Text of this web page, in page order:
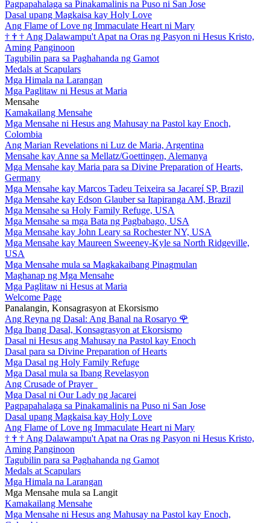
Pagpapahalaga sa Pinakamalinis na Puso ni San Jose
Dasal upang Magkaisa kay Holy Love
Ang Flame of Love ng Immaculate Heart ni Mary
† † † Ang Dalawampu't Apat na Oras ng Pasyon ni Hesus Kristo,
Aming Panginoon
Tagubilin para sa Paghahanda ng Gamot
Medals at Scapulars
Mga Himala na Larangan
Mga Paglitaw ni Hesus at Maria
Mensahe
Kamakailang Mensahe
Mga Mensahe ni Hesus ang Mahusay na Pastol kay Enoch,
Colombia
Ang Marian Revelations ni Luz de Maria, Argentina
Mensahe kay Anne sa Mellatz/Goettingen, Alemanya
Mga Mensahe kay Maria para sa Divine Preparation of Hearts,
Germany
Mga Mensahe kay Marcos Tadeu Teixeira sa Jacareí SP, Brazil
Mga Mensahe kay Edson Glauber sa Itapiranga AM, Brazil
Mga Mensahe sa Holy Family Refuge, USA
Mga Mensahe sa mga Bata ng Pagbabago, USA
Mga Mensahe kay John Leary sa Rochester NY, USA
Mga Mensahe kay Maureen Sweeney-Kyle sa North Ridgeville,
USA
Mga Mensahe mula sa Magkakaibang Pinagmulan
Maghanap ng Mga Mensahe
Mga Paglitaw ni Hesus at Maria
Welcome Page
Panalangin, Konsagrasyon at Ekorsismo
Ang Reyna ng Dasal: Ang Banal na Rosaryo 🌹
Mga Ibang Dasal, Konsagrasyon at Ekorsismo
Dasal ni Hesus ang Mahusay na Pastol kay Enoch
Dasal para sa Divine Preparation of Hearts
Mga Dasal ng Holy Family Refuge
Mga Dasal mula sa Ibang Revelasyon
Ang Crusade of Prayer
Mga Dasal ni Our Lady ng Jacarei
Pagpapahalaga sa Pinakamalinis na Puso ni San Jose
Dasal upang Magkaisa kay Holy Love
Ang Flame of Love ng Immaculate Heart ni Mary
† † † Ang Dalawampu't Apat na Oras ng Pasyon ni Hesus Kristo,
Aming Panginoon
Tagubilin para sa Paghahanda ng Gamot
Medals at Scapulars
Mga Himala na Larangan
Mga Mensahe mula sa Langit
Kamakailang Mensahe
Mga Mensahe ni Hesus ang Mahusay na Pastol kay Enoch,